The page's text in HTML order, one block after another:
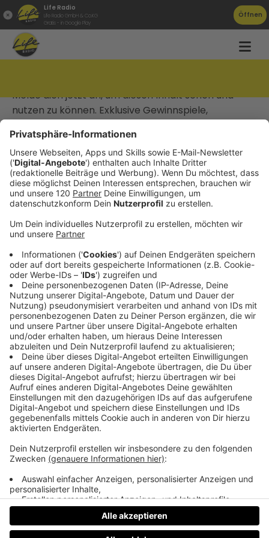
Life Radio
Life Radio GmbH & Co.KG
Gratis - in Google Play
Öffnen
Melde dich jetzt an, um diesen Inhalt sehen und
nutzen zu können. Exklusive Gewinnspiele,
kostenlos im neuen Life Radio Club.
AnmeldenStartseite
Datenschutz ImpressumAGBsJobsKontaktWerben